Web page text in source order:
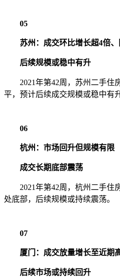
05
苏州：成交环比增长超4倍、
后续规模或稳中有升
2021年第42周，苏州二手住房
平，预计后续成交规模或稳中有升
06
杭州：市场回升但规模有限
成交长期底部震荡
2021年第42周，杭州二手住房
处底部，后续规模或持续震荡。
07
厦门：成交放量增长至近期
后续市场或持续回升